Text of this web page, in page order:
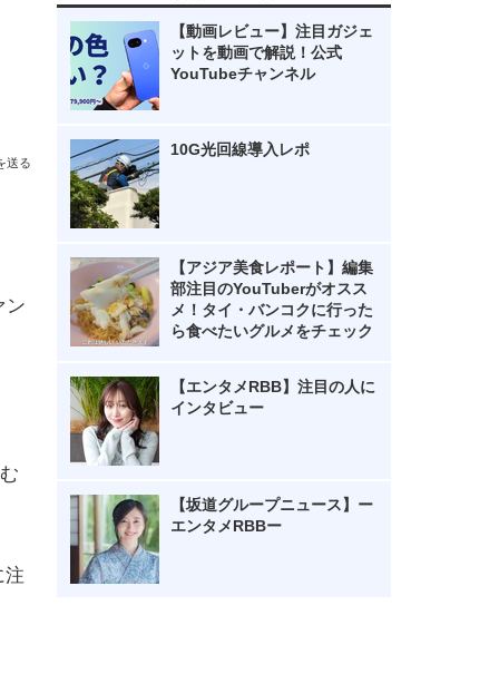
送る
ン
注
【動画レビュー】注目ガジェ
ットを動画で解説！公式
YouTubeチャンネル
10G光回線導入レポ
【アジア美食レポート】編集
部注目のYouTuberがオスス
メ！タイ・バンコクに行った
ら食べたいグルメをチェック
【エンタメRBB】注目の人に
インタビュー
【坂道グループニュース】ー
エンタメRBBー